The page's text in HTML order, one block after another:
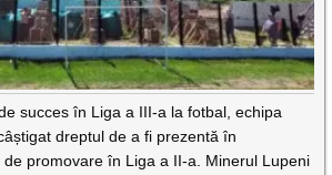
succes în Liga a III-a la fotbal, echipa
dreptul de a fi prezentă în
promovare în Liga a II-a. Minerul Lupeni